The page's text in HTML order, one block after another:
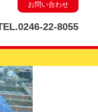
お問い合わせ
22-8055